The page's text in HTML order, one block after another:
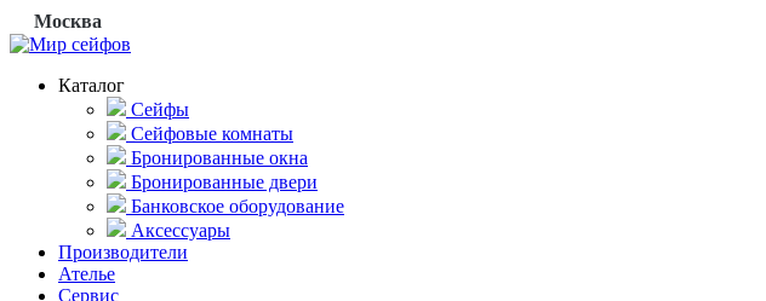
Москва
Каталог
Сейфы
Сейфовые комнаты
Бронированные окна
Бронированные двери
Банковское оборудование
Аксессуары
Производители
Ателье
Сервис